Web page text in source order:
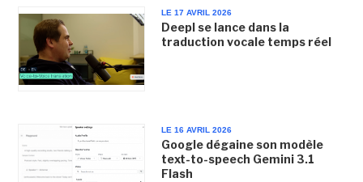
LE 17 AVRIL 2026
Deepl se lance dans la
traduction vocale temps réel
LE 16 AVRIL 2026
Google dégaine son modèle
text-to-speech Gemini 3.1
Flash